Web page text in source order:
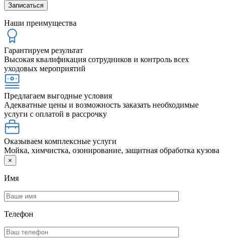
Наши преимущества
Гарантируем результат
Высокая квалификация сотрудников и контроль всех
уходовых мероприятий
Предлагаем выгодные условия
Адекватные цены и возможность заказать необходимые
услуги с оплатой в рассрочку
Оказываем комплексные услуги
Мойка, химчистка, озонирование, защитная обработка кузова
×
Имя
Телефон